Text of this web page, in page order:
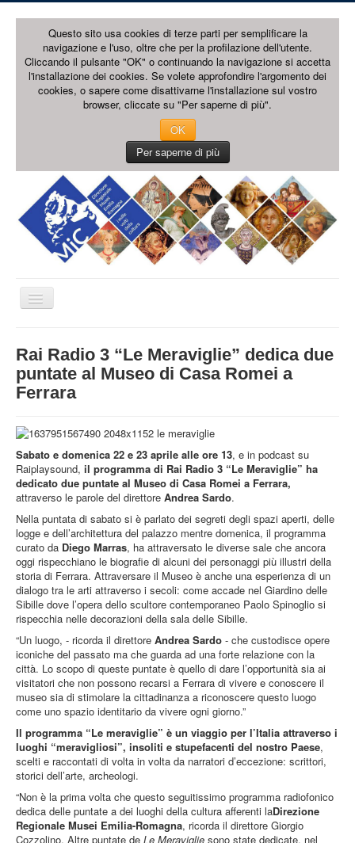
Questo sito usa cookies di terze parti per semplificare la
navigazione e l'uso, oltre che per la profilazione dell'utente.
Cliccando il pulsante "OK" o continuando la navigazione si accetta
l'installazione dei cookies. Se volete approfondire l'argomento dei
cookies, o sapere come disattivarne l'installazione sul vostro
browser, cliccate su "Per saperne di più".
OK
Per saperne di più
Cambia
navigazione
STRUTTURA
ATTIVITA'
Rai Radio 3 “Le Meraviglie” dedica due
puntate al Museo di Casa Romei a
Ferrara
Sabato e domenica 22 e 23 aprile alle ore 13, e in podcast su
Raiplaysound, il programma di Rai Radio 3 “Le Meraviglie” ha
dedicato due puntate al Museo di Casa Romei a Ferrara,
attraverso le parole del direttore Andrea Sardo.
Nella puntata di sabato si è parlato dei segreti degli spazi aperti, delle
logge e dell’architettura del palazzo mentre domenica, il programma
curato da Diego Marras, ha attraversato le diverse sale che ancora
oggi rispecchiano le biografie di alcuni dei personaggi più illustri della
storia di Ferrara. Attraversare il Museo è anche una esperienza di un
dialogo tra le arti attraverso i secoli: come accade nel Giardino delle
Sibille dove l’opera dello scultore contemporaneo Paolo Spinoglio si
rispecchia nelle decorazioni della sala delle Sibille.
“Un luogo, - ricorda il direttore Andrea Sardo - che custodisce opere
iconiche del passato ma che guarda ad una forte relazione con la
città. Lo scopo di queste puntate è quello di dare l’opportunità sia ai
visitatori che non possono recarsi a Ferrara di vivere e conoscere il
museo sia di stimolare la cittadinanza a riconoscere questo luogo
come uno spazio identitario da vivere ogni giorno.”
Il programma “Le meraviglie” è un viaggio per l’Italia attraverso i
luoghi “meravigliosi”, insoliti e stupefacenti del nostro Paese,
scelti e raccontati di volta in volta da narratori d’eccezione: scrittori,
storici dell’arte, archeologi.
“Non è la prima volta che questo seguitissimo programma radiofonico
dedica delle puntate a dei luoghi della cultura afferenti laDirezione
Regionale Musei Emilia-Romagna, ricorda il direttore Giorgio
Cozzolino. Altre puntate de Le Meraviglie sono state dedicate, nel